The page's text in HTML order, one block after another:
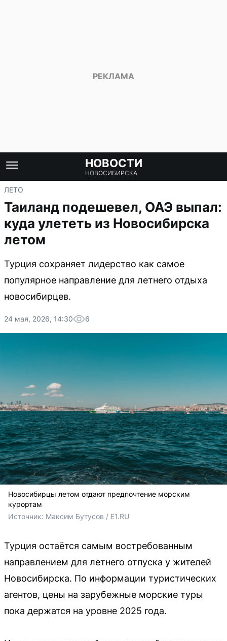
НОВОСТИ
НОВОСИБИРСКА
ЛЕТО
Таиланд подешевел, ОАЭ выпал:
куда улететь из Новосибирска
летом
Турция сохраняет лидерство как самое
популярное направление для летнего отдыха
новосибирцев.
24 мая, 2026, 14:30 6
Новосибирцы летом отдают предпочтение морским
курортам
Источник: Максим Бутусов / E1.RU
Турция остаётся самым востребованным
направлением для летнего отпуска у жителей
Новосибирска. По информации туристических
агентов, цены на зарубежные морские туры
пока держатся на уровне 2025 года.